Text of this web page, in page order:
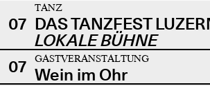
07
TANZ
DAS TANZFEST
LOKALE BÜHNE
07
GASTVERANSTALTUNG
Wein im Ohr